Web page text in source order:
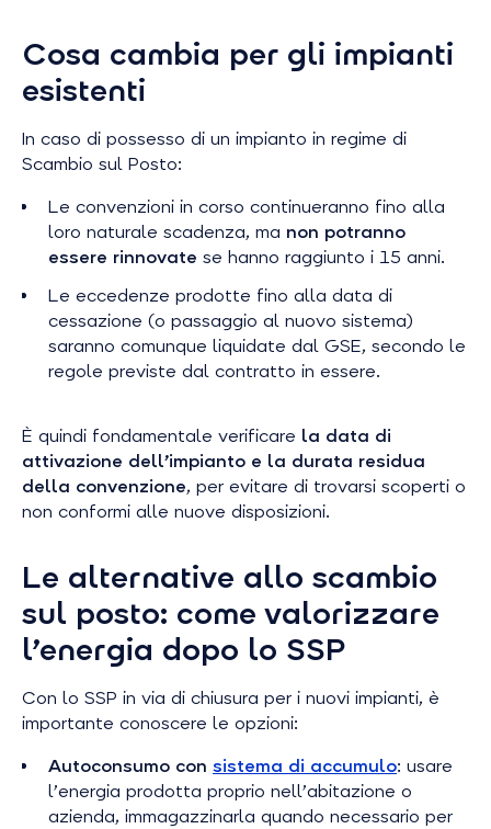
Cosa cambia per gli impianti
esistenti
In caso di possesso di un impianto in regime di
Scambio sul Posto:
Le convenzioni in corso continueranno fino alla
loro naturale scadenza, ma non potranno
essere rinnovate se hanno raggiunto i 15 anni.
Le eccedenze prodotte fino alla data di
cessazione (o passaggio al nuovo sistema)
saranno comunque liquidate dal GSE, secondo le
regole previste dal contratto in essere.
È quindi fondamentale verificare la data di
attivazione dell’impianto e la durata residua
della convenzione, per evitare di trovarsi scoperti o
non conformi alle nuove disposizioni.
Le alternative allo scambio
sul posto: come valorizzare
l’energia dopo lo SSP
Con lo SSP in via di chiusura per i nuovi impianti, è
importante conoscere le opzioni:
Autoconsumo con sistema di accumulo: usare
l’energia prodotta proprio nell’abitazione o
azienda, immagazzinarla quando necessario per